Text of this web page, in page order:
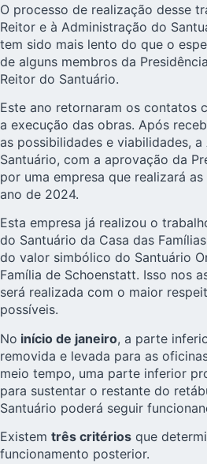
O processo de realização desse
Reitor e à Administração do
tem sido mais lento do que o
de alguns membros da
Reitor do Santuário.
Este ano retornaram os contatos
a execução das obras. Após
as possibilidades e viabilidades,
Santuário, com a aprovação da
por uma empresa que realizará
ano de 2024.
Esta empresa já realizou o
do Santuário da Casa das
do valor simbólico do Santuário
Família de Schoenstatt. Isso nos
será realizada com o maior
possíveis.
No início de janeiro, a parte
removida e levada para as
meio tempo, uma parte inferior
para sustentar o restante do
Santuário poderá seguir
Existem três critérios que
funcionamento posterior.